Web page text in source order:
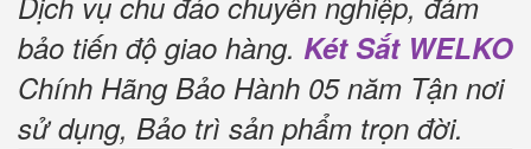
bảo tiến độ giao hàng. Két Sắt WELKO
Chính Hãng Bảo Hành 05 năm Tận nơi
sử dụng, Bảo trì sản phẩm trọn đời.